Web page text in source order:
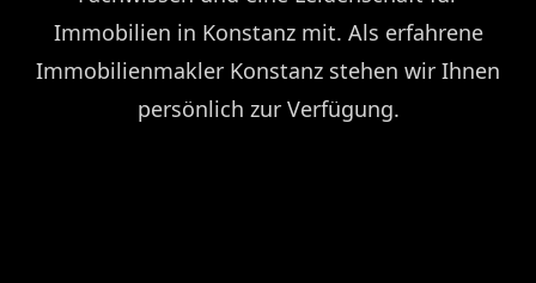
Immobilien in Konstanz mit. Als erfahrene
Immobilienmakler Konstanz stehen wir Ihnen
persönlich zur Verfügung.